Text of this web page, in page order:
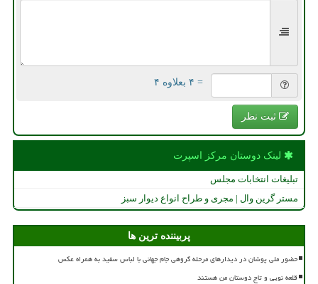
= ۴ بعلاوه ۴
ثبت نظر
لینک دوستان مركز اسپرت
تبلیغات انتخابات مجلس
مستر گرین وال | مجری و طراح انواع دیوار سبز
پربیننده ترین ها
حضور ملی پوشان در دیدارهای مرحله گروهی جام جهانی با لباس سفید به همراه عکس
قلعه نویی و تاج دوستان من هستند